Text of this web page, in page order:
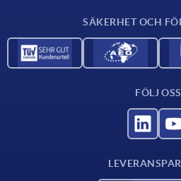
SÄKERHET OCH
FÖLJ OSS